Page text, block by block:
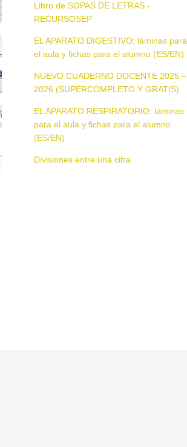
Libro de SOPAS DE LETRAS -
RECURSOSEP
EL APARATO DIGESTIVO: láminas para
el aula y fichas para el alumno (ES/EN)
NUEVO CUADERNO DOCENTE 2025 –
2026 (SUPERCOMPLETO Y GRATIS)
EL APARATO RESPIRATORIO: láminas
para el aula y fichas para el alumno
(ES/EN)
Divisiones entre una cifra